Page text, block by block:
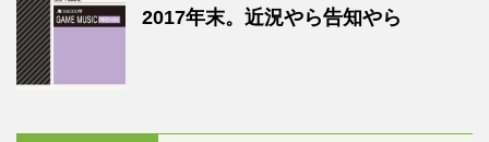
2017年末。近況やら告知やら